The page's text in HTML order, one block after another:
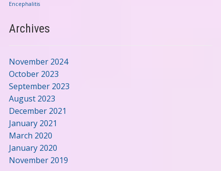
Encephalitis
Archives
November 2024
October 2023
September 2023
August 2023
December 2021
January 2021
March 2020
January 2020
November 2019